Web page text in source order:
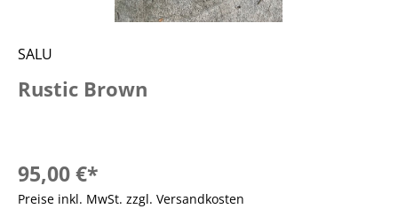
SALU
Rustic Brown
95,00 €*
Preise inkl. MwSt. zzgl. Versandkosten